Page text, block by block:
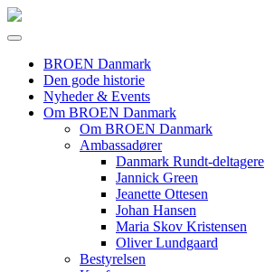
BROEN Danmark
Den gode historie
Nyheder & Events
Om BROEN Danmark
Om BROEN Danmark
Ambassadører
Danmark Rundt-deltagere
Jannick Green
Jeanette Ottesen
Johan Hansen
Maria Skov Kristensen
Oliver Lundgaard
Bestyrelsen